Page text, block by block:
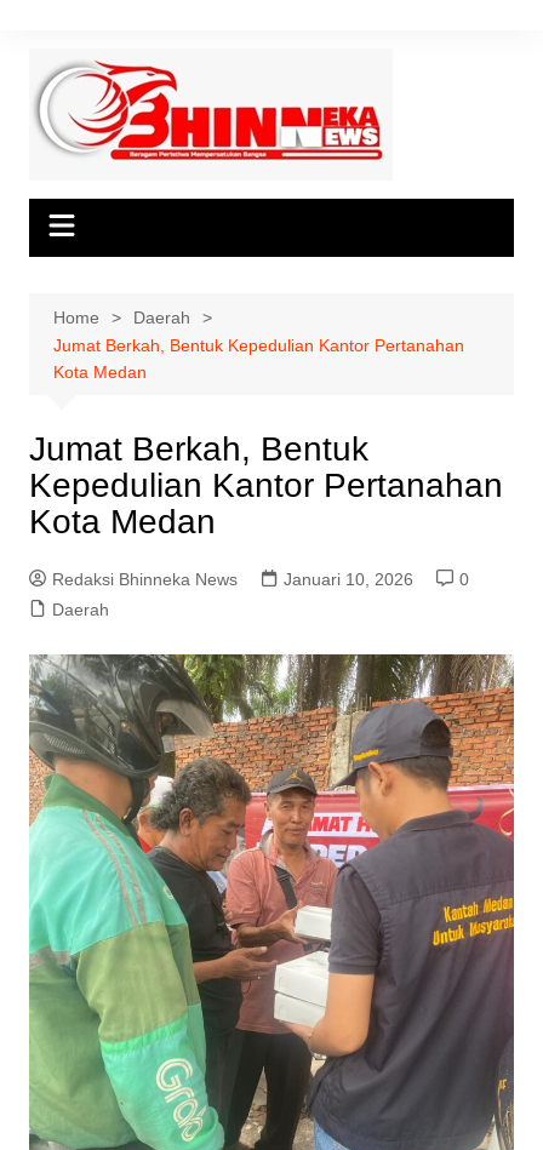
content
Home
Daerah
Jumat Berkah, Bentuk Kepedulian Kantor Pertanahan
Kota Medan
Jumat Berkah, Bentuk
Kepedulian Kantor Pertanahan
Kota Medan
Redaksi Bhinneka News Januari 10, 2026
0
Daerah